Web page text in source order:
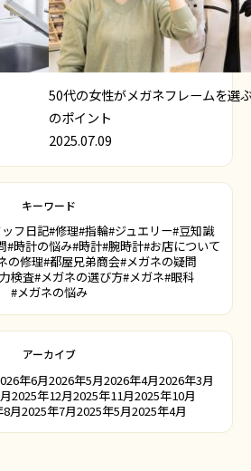
50代の女性がメガネフレームを選
のポイント
2025.07.09
キーワード
フ日記#修理#指輪#ジュエリー#豆知識
#時計の悩み#時計#腕時計#お店について
の修理#都屋兄弟商会#メガネの疑問
検査#メガネの選び方#メガネ#眼科
#メガネの悩み
アーカイブ
年6月2026年5月2026年4月2026年3月
2025年12月2025年11月2025年10月
月2025年7月2025年5月2025年4月